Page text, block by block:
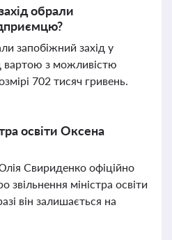
обрали
запобіжний захід у
вартою з можливістю
702 тисяч гривень.
освіти Оксена
Свириденко офіційно
звільнення міністра освіти
він залишається на